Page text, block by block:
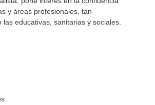
y áreas profesionales, tan
las educativas, sanitarias y sociales.